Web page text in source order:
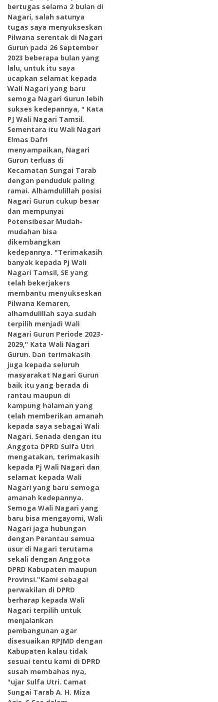
bertugas selama 2 bulan di
Nagari, salah satunya
tugas saya menyukseskan
Pilwana serentak di Nagari
Gurun pada 26 September
2023 beberapa bulan yang
lalu, untuk itu saya
ucapkan selamat kepada
Wali Nagari yang baru
semoga Nagari Gurun lebih
sukses kedepannya, " Kata
PJ Wali Nagari Tamsil.
Sementara itu Wali Nagari
Elmas Dafri
menyampaikan, Nagari
Gurun terluas di
Kecamatan Sungai Tarab
dengan penduduk paling
ramai. Alhamdulillah posisi
Nagari Gurun cukup besar
dan mempunyai
Potensibesar Mudah-
mudahan bisa
dikembangkan
kedepannya. "Terimakasih
banyak kepada Pj Wali
Nagari Tamsil, SE yang
telah bekerjakers
membantu menyukseskan
Pilwana Kemaren,
alhamdulillah saya sudah
terpilih menjadi Wali
Nagari Gurun Periode 2023-
2029," Kata Wali Nagari
Gurun. Dan terimakasih
juga kepada seluruh
masyarakat Nagari Gurun
baik itu yang berada di
rantau maupun di
kampung halaman yang
telah memberikan amanah
kepada saya sebagai Wali
Nagari. Senada dengan itu
Anggota DPRD Sulfa Utri
mengatakan, terimakasih
kepada Pj Wali Nagari dan
selamat kepada Wali
Nagari yang baru semoga
amanah kedepannya.
Semoga Wali Nagari yang
baru bisa mengayomi, Wali
Nagari jaga hubungan
dengan Perantau semua
usur di Nagari terutama
sekali dengan Anggota
DPRD Kabupaten maupun
Provinsi."Kami sebagai
perwakilan di DPRD
berharap kepada Wali
Nagari terpilih untuk
menjalankan
pembangunan agar
disesuaikan RPJMD dengan
Kabupaten kalau tidak
sesuai tentu kami di DPRD
susah membahas nya,
"ujar Sulfa Utri. Camat
Sungai Tarab A. H. Miza